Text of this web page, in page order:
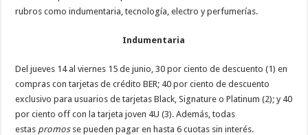
rubros como indumentaria, tecnología, electro y perfumerías.
Indumentaria
Del jueves 14 al viernes 15 de junio, 30 por ciento de descuento (1) en
compras con tarjetas de crédito BER; 40 por ciento de descuento
exclusivo para usuarios de tarjetas Black, Signature o Platinum (2); y 40
por ciento off con la tarjeta joven 4U (3). Además, todas
estas promosse pueden pagar en hasta 6 cuotas sin interés.